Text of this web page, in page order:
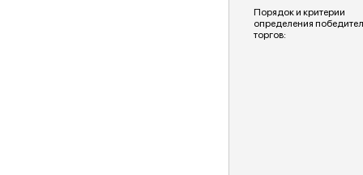
Порядок и критерии
определения
торгов: